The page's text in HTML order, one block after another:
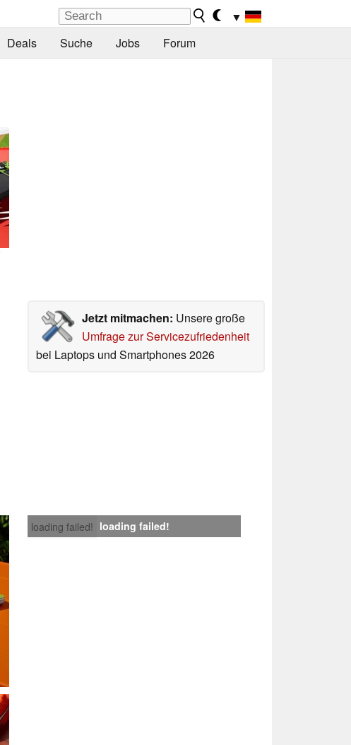
▼
Deals Suche Jobs Forum
Jetzt mitmachen: Unsere große
Umfrage zur Servicezufriedenheit
bei Laptops und Smartphones 2026
loading failed! loading failed!